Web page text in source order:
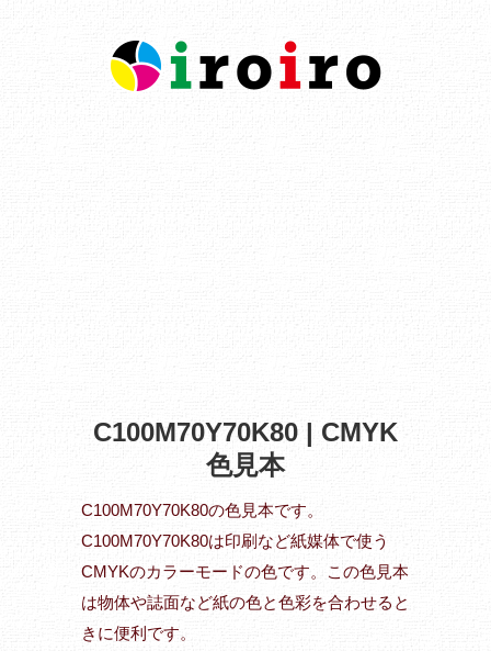
C100M70Y70K80 | CMYK
色見本
C100M70Y70K80の色見本です。
C100M70Y70K80は印刷など紙媒体で使う
CMYKのカラーモードの色です。この色見本
は物体や誌面など紙の色と色彩を合わせると
きに便利です。